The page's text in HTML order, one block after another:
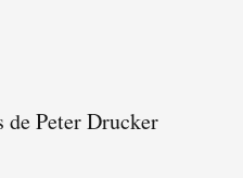
de Peter Drucker